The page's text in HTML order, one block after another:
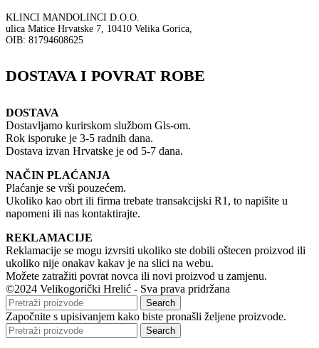
KLINCI MANDOLINCI D.O.O.
ulica Matice Hrvatske 7, 10410 Velika Gorica,
OIB: 81794608625
DOSTAVA I POVRAT ROBE
DOSTAVA
Dostavljamo kurirskom službom Gls-om.
Rok isporuke je 3-5 radnih dana.
Dostava izvan Hrvatske je od 5-7 dana.
NAČIN PLAĆANJA
Plaćanje se vrši pouzećem.
Ukoliko kao obrt ili firma trebate transakcijski R1, to napišite u
napomeni ili nas kontaktirajte.
REKLAMACIJE
Reklamacije se mogu izvrsiti ukoliko ste dobili oštecen proizvod ili
ukoliko nije onakav kakav je na slici na webu.
Možete zatražiti povrat novca ili novi proizvod u zamjenu.
©2024 Velikogorički Hrelić - Sva prava pridržana
Search
Započnite s upisivanjem kako biste pronašli željene proizvode.
Search